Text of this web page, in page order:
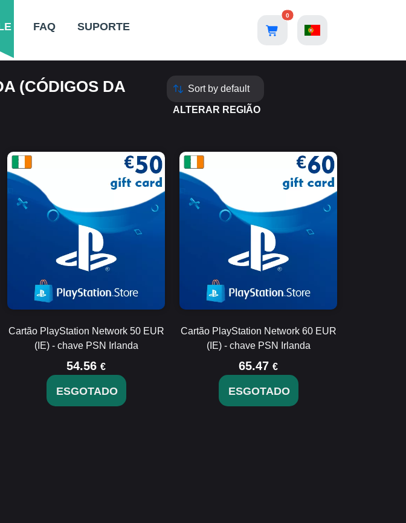
FAQ SUPORTE
0
(CÓDIGOS DA
ALTERAR REGIÃO
Cartão PlayStation Network 50 EUR
(IE) - chave PSN Irlanda
54.56 €
ESGOTADO
Cartão PlayStation Network 60 EUR
(IE) - chave PSN Irlanda
65.47 €
ESGOTADO